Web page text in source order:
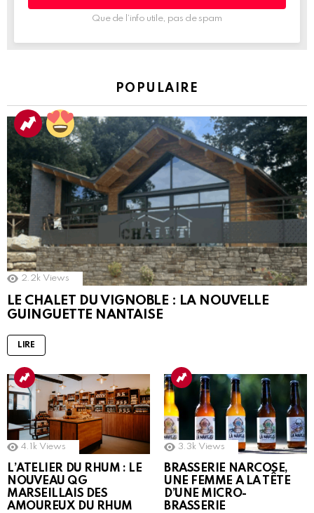
Que de l’info utile, pas de spam
POPULAIRE
2.2k Views
LE CHALET DU VIGNOBLE : LA NOUVELLE
GUINGUETTE NANTAISE
LIRE
4.1k Views
L’ATELIER DU RHUM : LE
NOUVEAU QG
MARSEILLAIS DES
AMOUREUX DU RHUM
3.3k Views
BRASSERIE NARCOSE,
UNE FEMME A LA TÊTE
D’UNE MICRO-
BRASSERIE